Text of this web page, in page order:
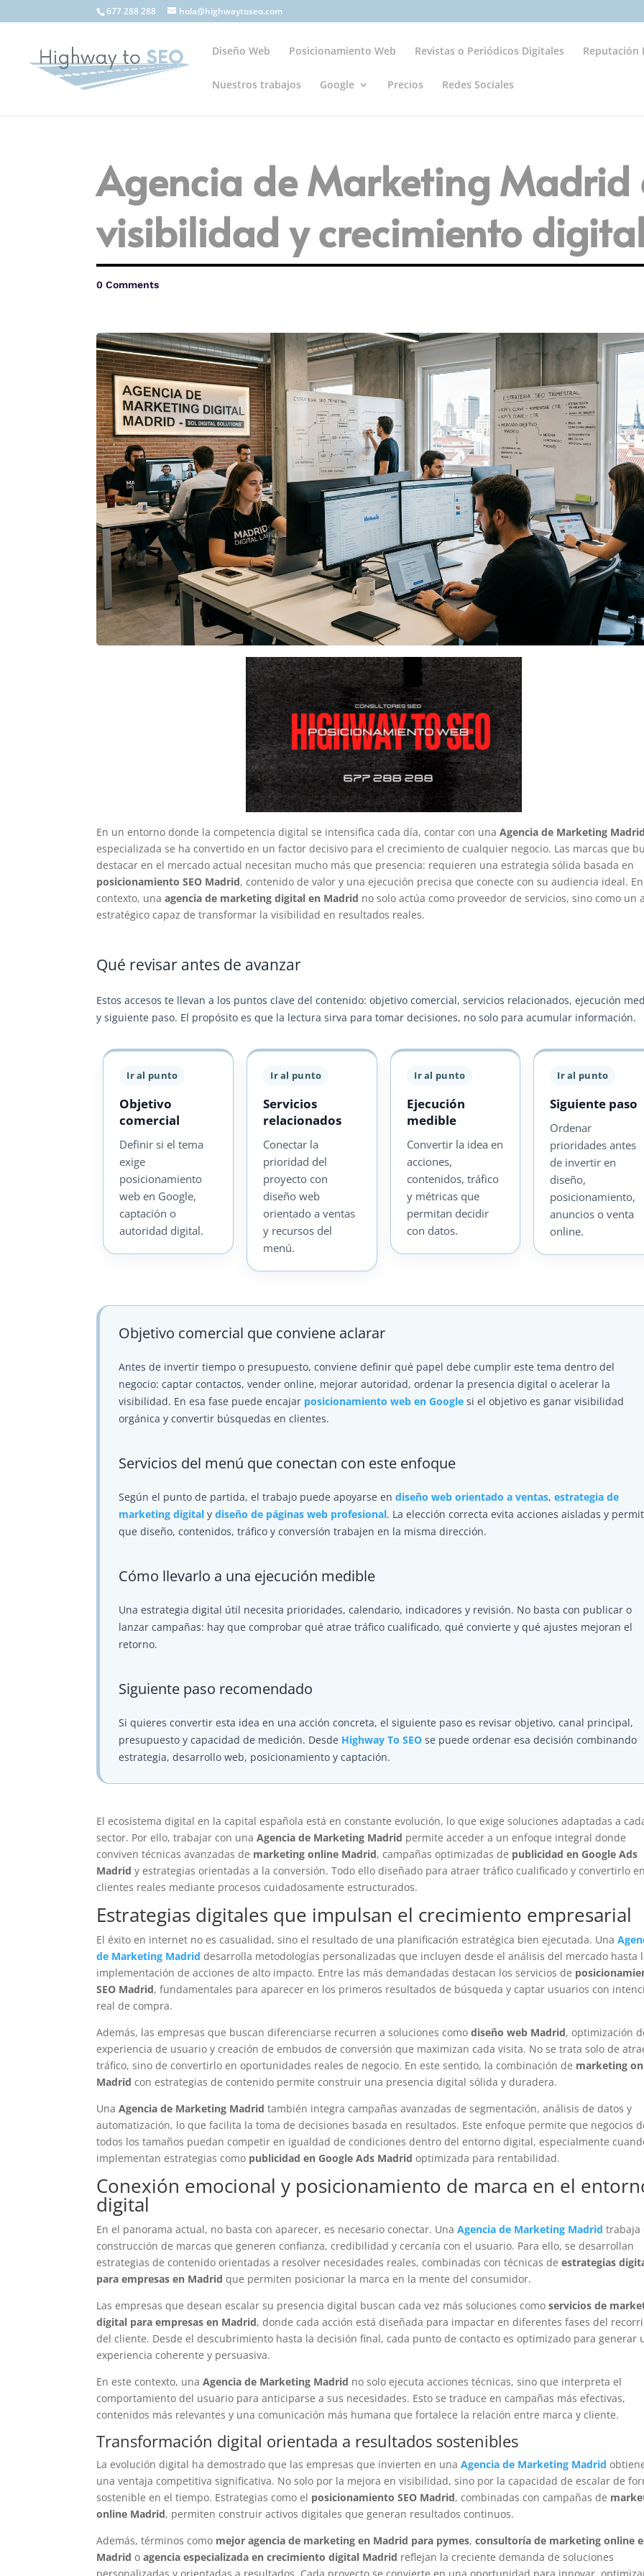
677 288 288 hola@highwaytoseo.com
Diseño Web Posicionamiento Web Revistas o Periódicos Digitales Reputación
Nuestros trabajos Google Precios Redes Sociales
Agencia de Marketing Madrid
visibilidad y crecimiento
0 Comments
En un entorno donde la competencia digital se intensifica cada día, contar con unaAgencia de Marketing
especializada se ha convertido en un factor decisivo para el crecimiento de cualquier negocio. Las marcas que
destacar en el mercado actual necesitan mucho más que presencia: requieren una estrategia sólida basada en
posicionamiento SEO Madrid, contenido de valor y una ejecución precisa que conecte con su audiencia ideal.
contexto, unaagencia de marketing digital en Madrid no solo actúa como proveedor de servicios, sino como un
estratégico capaz de transformar la visibilidad en resultados reales.
Qué revisar antes de avanzar
Estos accesos te llevan a los puntos clave del contenido: objetivo comercial, servicios relacionados, ejecución
y siguiente paso. El propósito es que la lectura sirva para tomar decisiones, no solo para acumular información.
Ir al punto
Objetivo
comercial
Definir si el tema
exige
posicionamiento
web en Google,
captación o
autoridad digital.
Ir al punto
Servicios
relacionados
Conectar la
prioridad del
proyecto con
diseño web
orientado a ventas
y recursos del
menú.
Ir al punto
Ejecución
medible
Convertir la idea en
acciones,
contenidos, tráfico
y métricas que
permitan decidir
con datos.
Ir al punto
Siguiente paso
Ordenar
prioridades antes
de invertir en
diseño,
posicionamiento,
anuncios o venta
online.
Objetivo comercial que conviene aclarar
Antes de invertir tiempo o presupuesto, conviene definir qué papel debe cumplir este tema dentro del
negocio: captar contactos, vender online, mejorar autoridad, ordenar la presencia digital o acelerar la
visibilidad. En esa fase puede encajar posicionamiento web en Google si el objetivo es ganar visibilidad
orgánica y convertir búsquedas en clientes.
Servicios del menú que conectan con este enfoque
Según el punto de partida, el trabajo puede apoyarse endiseño web orientado a ventas,estrategia de
marketing digital ydiseño de páginas web profesional. La elección correcta evita acciones aisladas y
que diseño, contenidos, tráfico y conversión trabajen en la misma dirección.
Cómo llevarlo a una ejecución medible
Una estrategia digital útil necesita prioridades, calendario, indicadores y revisión. No basta con publicar o
lanzar campañas: hay que comprobar qué atrae tráfico cualificado, qué convierte y qué ajustes mejoran el
retorno.
Siguiente paso recomendado
Si quieres convertir esta idea en una acción concreta, el siguiente paso es revisar objetivo, canal principal,
presupuesto y capacidad de medición. Desde Highway To SEO se puede ordenar esa decisión combinando
estrategia, desarrollo web, posicionamiento y captación.
El ecosistema digital en la capital española está en constante evolución, lo que exige soluciones adaptadas a
sector. Por ello, trabajar con unaAgencia de Marketing Madrid permite acceder a un enfoque integral donde
conviven técnicas avanzadas de marketing online Madrid, campañas optimizadas de publicidad en Google Ads
Madrid y estrategias orientadas a la conversión. Todo ello diseñado para atraer tráfico cualificado y convertirlo
clientes reales mediante procesos cuidadosamente estructurados.
Estrategias digitales que impulsan el crecimiento empresarial
El éxito en internet no es casualidad, sino el resultado de una planificación estratégica bien ejecutada. Una
de Marketing Madrid desarrolla metodologías personalizadas que incluyen desde el análisis del mercado hasta
implementación de acciones de alto impacto. Entre las más demandadas destacan los servicios de
SEO Madrid, fundamentales para aparecer en los primeros resultados de búsqueda y captar usuarios con
real de compra.
Además, las empresas que buscan diferenciarse recurren a soluciones comodiseño web Madrid, optimización
experiencia de usuario y creación de embudos de conversión que maximizan cada visita. No se trata solo de
tráfico, sino de convertirlo en oportunidades reales de negocio. En este sentido, la combinación de marketing
Madrid con estrategias de contenido permite construir una presencia digital sólida y duradera.
UnaAgencia de Marketing Madrid también integra campañas avanzadas de segmentación, análisis de datos y
automatización, lo que facilita la toma de decisiones basada en resultados. Este enfoque permite que negocios
todos los tamaños puedan competir en igualdad de condiciones dentro del entorno digital, especialmente
implementan estrategias como publicidad en Google Ads Madrid optimizada para rentabilidad.
Conexión emocional y posicionamiento de marca en el
digital
En el panorama actual, no basta con aparecer, es necesario conectar. UnaAgencia de Marketing Madrid trabaja
construcción de marcas que generen confianza, credibilidad y cercanía con el usuario. Para ello, se desarrollan
estrategias de contenido orientadas a resolver necesidades reales, combinadas con técnicas deestrategias
para empresas en Madrid que permiten posicionar la marca en la mente del consumidor.
Las empresas que desean escalar su presencia digital buscan cada vez más soluciones comoservicios de
digital para empresas en Madrid, donde cada acción está diseñada para impactar en diferentes fases del
del cliente. Desde el descubrimiento hasta la decisión final, cada punto de contacto es optimizado para generar
experiencia coherente y persuasiva.
En este contexto, unaAgencia de Marketing Madrid no solo ejecuta acciones técnicas, sino que interpreta el
comportamiento del usuario para anticiparse a sus necesidades. Esto se traduce en campañas más efectivas,
contenidos más relevantes y una comunicación más humana que fortalece la relación entre marca y cliente.
Transformación digital orientada a resultados sostenibles
La evolución digital ha demostrado que las empresas que invierten en unaAgencia de Marketing Madrid
una ventaja competitiva significativa. No solo por la mejora en visibilidad, sino por la capacidad de escalar de
sostenible en el tiempo. Estrategias como el posicionamiento SEO Madrid, combinadas con campañas de
online Madrid, permiten construir activos digitales que generan resultados continuos.
Además, términos como mejor agencia de marketing en Madrid para pymes,consultoría de marketing online
Madrid oagencia especializada en crecimiento digital Madrid reflejan la creciente demanda de soluciones